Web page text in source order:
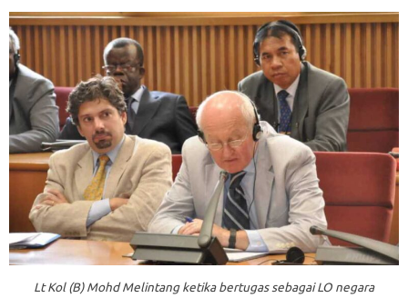
Lt Kol (B) Mohd Melintang ketika bertugas sebagai LO negara